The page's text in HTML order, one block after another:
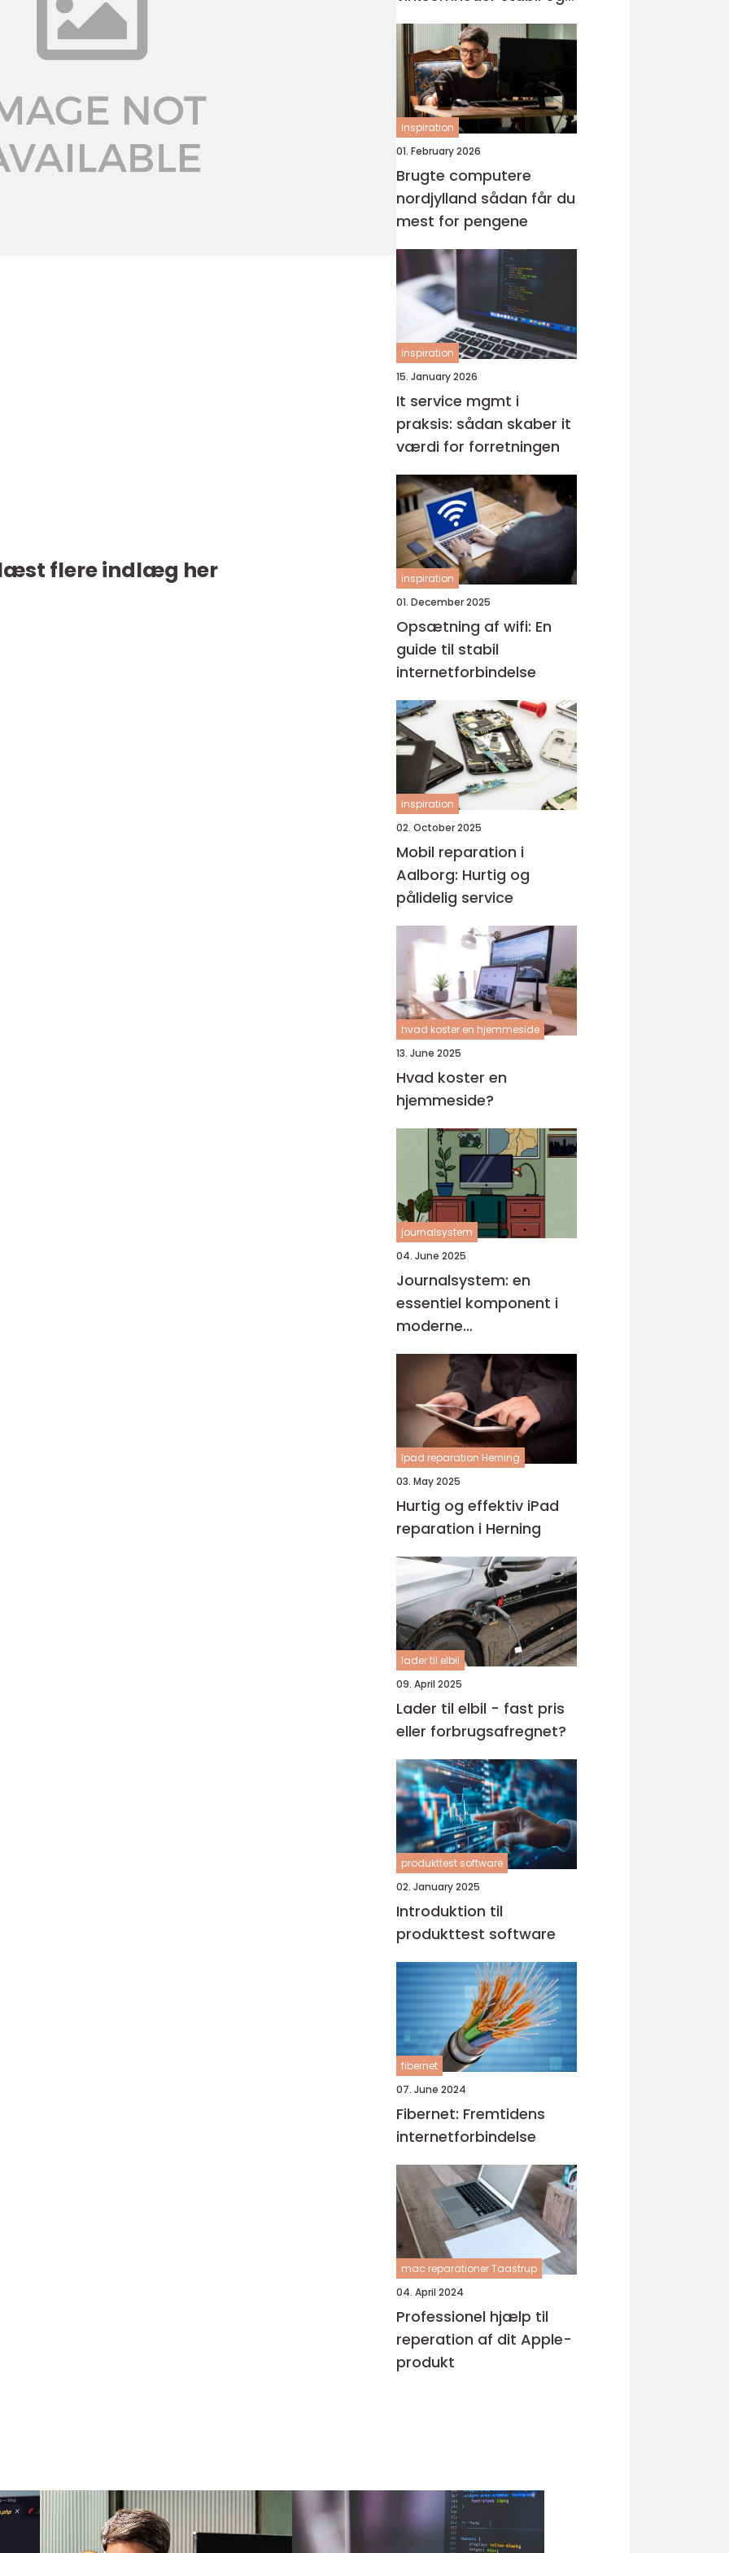
flere indlæg her
tryg it-drift
inspiration
01. February 2026
Brugte computere
nordjylland sådan får du
mest for pengene
inspiration
15. January 2026
It service mgmt i
praksis: sådan skaber it
værdi for forretningen
inspiration
01. December 2025
Opsætning af wifi: En
guide til stabil
internetforbindelse
inspiration
02. October 2025
Mobil reparation i
Aalborg: Hurtig og
pålidelig service
hvad koster en hjemmeside
13. June 2025
Hvad koster en
hjemmeside?
journalsystem
04. June 2025
Journalsystem: en
essentiel komponent i
moderne
sundhedsvæsen
Ipad reparation Herning
03. May 2025
Hurtig og effektiv iPad
reparation i Herning
lader til elbil
09. April 2025
Lader til elbil - fast pris
eller forbrugsafregnet?
produkttest software
02. January 2025
Introduktion til
produkttest software
fibernet
07. June 2024
Fibernet: Fremtidens
internetforbindelse
mac reparationer Taastrup
04. April 2024
Professionel hjælp til
reperation af dit Apple-
produkt